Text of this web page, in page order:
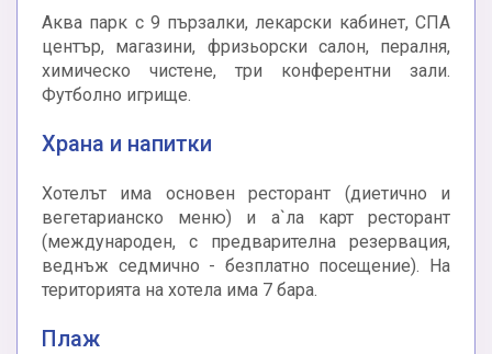
Аква парк с 9 пързалки, лекарски кабинет, СПА
център, магазини, фризьорски салон, пералня,
химическо чистене, три конферентни зали.
Футболно игрище.
Храна и напитки
Хотелът има основен ресторант (диетично и
вегетарианско меню) и а`ла карт ресторант
(международен, с предварителна резервация,
веднъж седмично - безплатно посещение). На
територията на хотела има 7 бара.
Плаж